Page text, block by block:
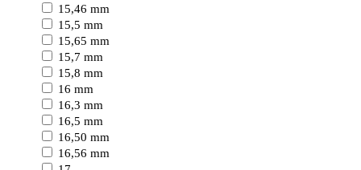
15,46 mm
15,5 mm
15,65 mm
15,7 mm
15,8 mm
16 mm
16,3 mm
16,5 mm
16,50 mm
16,56 mm